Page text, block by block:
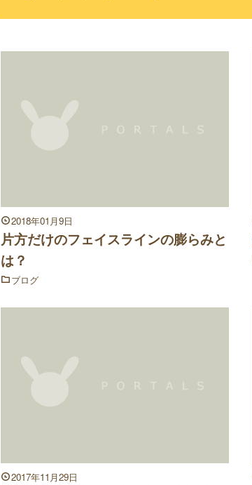
2018年01月9日
片方だけのフェイスラインの膨らみと
は？
ブログ
2017年11月29日